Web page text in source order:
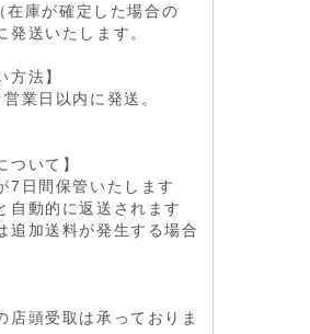
庫が確定した場合の
発送いたします。
方法】
業日以内に発送。
ついて】
7日間保管いたします
自動的に返送されます
追加送料が発生する場合
頭受取は承っておりま